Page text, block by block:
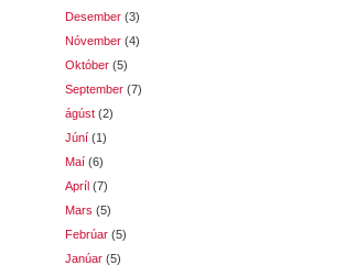
Desember (3)
Nóvember (4)
Október (5)
September (7)
ágúst (2)
Júní (1)
Maí (6)
Apríl (7)
Mars (5)
Febrúar (5)
Janúar (5)